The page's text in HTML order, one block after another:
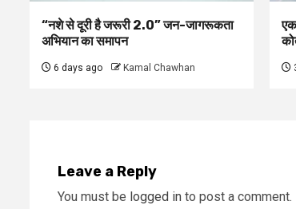
“नशे से दूरी है जरूरी 2.0” जन-जागरूकता
अभियान का समापन
6 days ago Kamal Chawhan
Leave a Reply
You must be logged in to post a comment.